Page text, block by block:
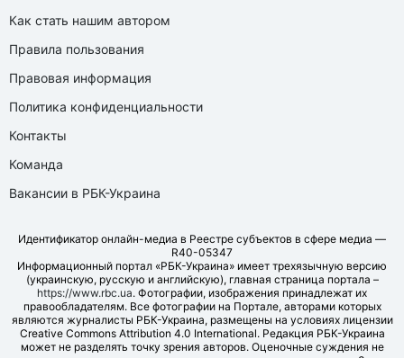
Как стать нашим автором
Правила пользования
Правовая информация
Политика конфиденциальности
Контакты
Команда
Вакансии в РБК-Украина
Идентификатор онлайн-медиа в Реестре субъектов в сфере медиа —
R40-05347
Информационный портал «РБК-Украина» имеет трехязычную версию
(украинскую, русскую и английскую), главная страница портала –
https://www.rbc.ua. Фотографии, изображения принадлежат их
правообладателям. Все фотографии на Портале, авторами которых
являются журналисты РБК-Украина, размещены на условиях лицензии
Creative Commons Attribution 4.0 International. Редакция РБК-Украина
может не разделять точку зрения авторов. Оценочные суждения не